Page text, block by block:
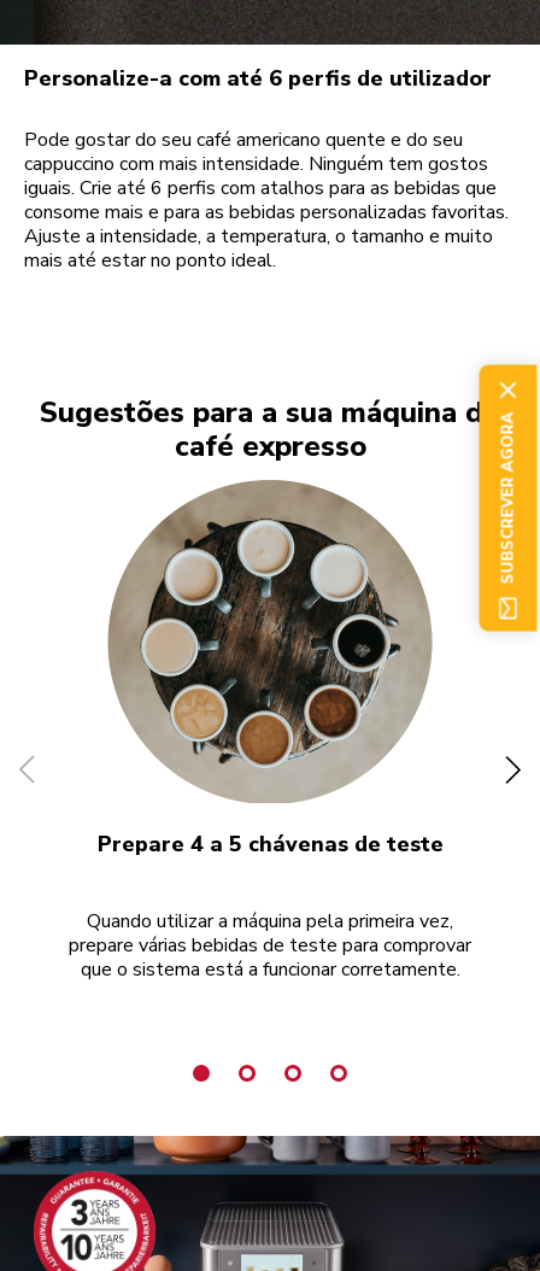
Personalize-a com até 6 perfis de utilizador
Pode gostar do seu café americano quente e do seu
cappuccino com mais intensidade. Ninguém tem gostos
iguais. Crie até 6 perfis com atalhos para as bebidas que
consome mais e para as bebidas personalizadas favoritas.
Ajuste a intensidade, a temperatura, o tamanho e muito
mais até estar no ponto ideal.
Sugestões para a sua máquina de
café expresso
Prepare 4 a 5 chávenas de teste
Quando utilizar a máquina pela primeira vez,
prepare várias bebidas de teste para comprovar
que o sistema está a funcionar corretamente.
SUBSCREVER AGORA